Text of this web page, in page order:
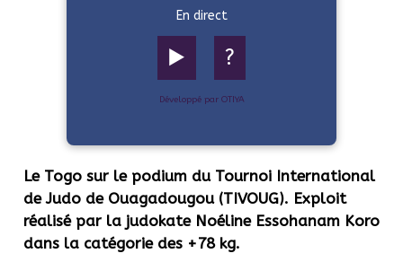
En direct
▶️ ?
Développé par OTIYA
Le Togo sur le podium du Tournoi International
de Judo de Ouagadougou (TIVOUG). Exploit
réalisé par la judokate Noéline Essohanam Koro
dans la catégorie des +78 kg.